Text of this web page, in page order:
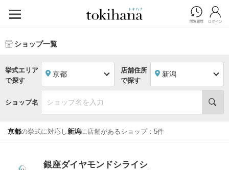
ショップ一覧
挙式エリア
で探す
京都
店舗住所
で探す
新潟
ショップ名
京都の挙式に対応し新潟に店舗があるショップ：5件
銀座ダイヤモンドシライシ